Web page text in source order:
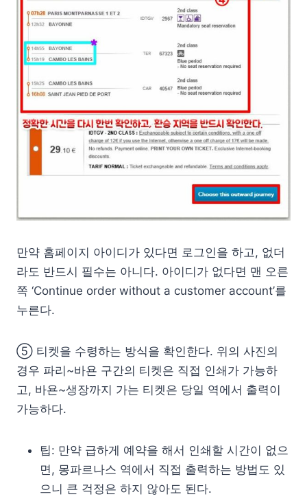
만약 홈페이지 아이디가 있다면 로그인을 하고, 없더
라도 반드시 필수는 아니다. 아이디가 없다면 맨 오른
쪽 ‘Continue order without a customer account’를
누른다.
⑤ 티켓을 수령하는 방식을 확인한다. 위의 사진의
경우 파리~바욘 구간의 티켓은 직접 인쇄가 가능하
고, 바욘~생장까지 가는 티켓은 당일 역에서 출력이
가능하다.
팁: 만약 급하게 예약을 해서 인쇄할 시간이 없으
면, 몽파르나스 역에서 직접 출력하는 방법도 있
으니 큰 걱정은 하지 않아도 된다.